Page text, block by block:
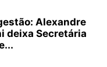
Alexandre
deixa Secretária